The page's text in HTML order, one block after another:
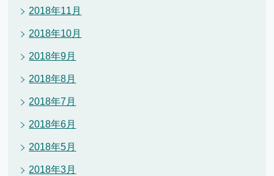
2018年11月
2018年10月
2018年9月
2018年8月
2018年7月
2018年6月
2018年5月
2018年3月